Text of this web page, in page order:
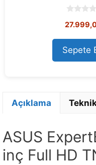
o
t
o
f
5
Sepete
Açıklama
ASUS
inç Full HD